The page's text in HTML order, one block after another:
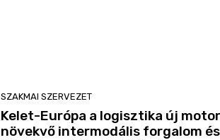
SZAKMAI SZERVEZET
Kelet-Európa a logisztika új
növekvő intermodális forgalom és